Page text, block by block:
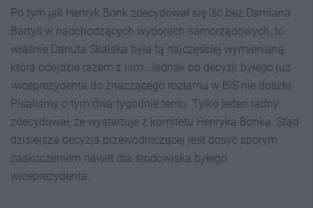
Po tym jak Henryk Bonk zdecydował się iść bez Damiana
Bartyli w nadchodzących wyborach samorządowych, to
właśnie Danuta Skalska była tą najczęściej wymienianą,
która odejdzie razem z nim. Jednak po decyzji byłego już
wiceprezydenta do znaczącego rozłamu w BIS nie doszło.
Pisaliśmy o tym dwa tygodnie temu. Tylko jeden radny
zdecydował, że wystartuje z komitetu Henryka Bonka. Stąd
dzisiejsza decyzja przewodniczącej jest dosyć sporym
zaskoczeniem nawet dla środowiska byłego
wiceprezydenta.